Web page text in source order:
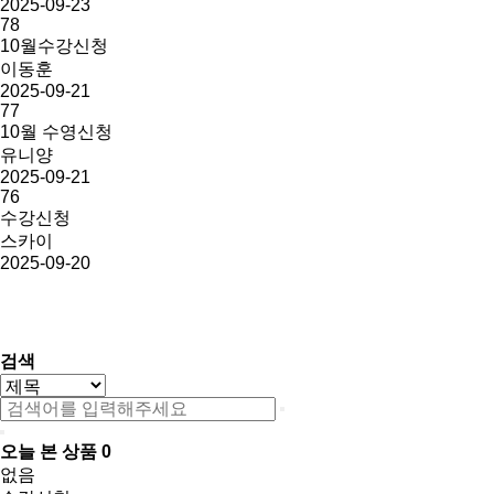
2025-09-23
78
10월수강신청
이동훈
2025-09-21
77
10월 수영신청
유니양
2025-09-21
76
수강신청
스카이
2025-09-20
검색
오늘 본 상품 0
없음